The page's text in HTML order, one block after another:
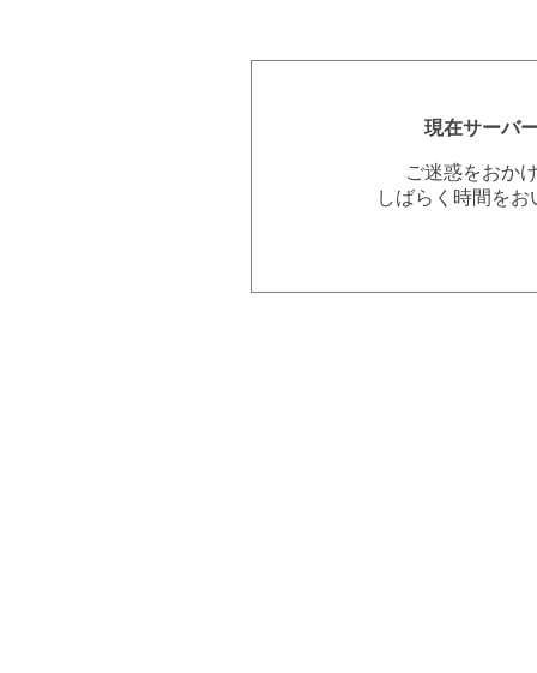
現在サーバ
ご迷惑をおか
しばらく時間を